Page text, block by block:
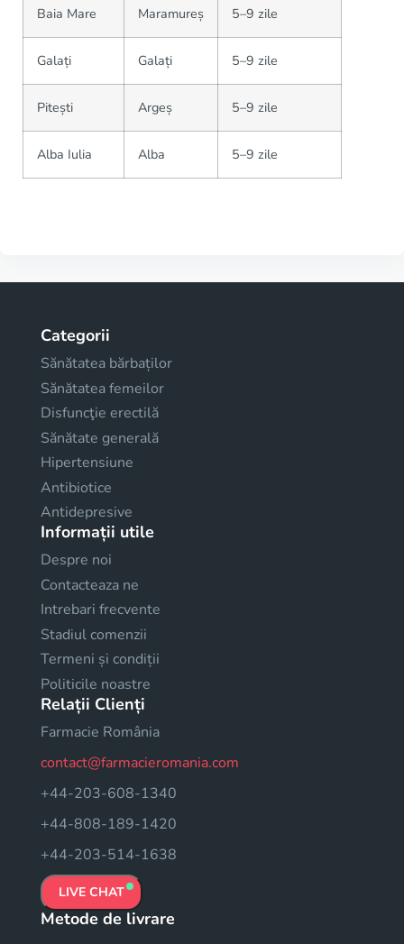
Baia Mare Maramureș 5–9 zile
Galați Galați 5–9 zile
Pitești Argeș 5–9 zile
Alba Iulia Alba 5–9 zile
Categorii
Sănătatea bărbaților
Sănătatea femeilor
Disfuncţie erectilă
Sănătate generală
Hipertensiune
Antibiotice
Antidepresive
Informații utile
Despre noi
Contacteaza ne
Intrebari frecvente
Stadiul comenzii
Termeni și condiții
Politicile noastre
Relații Clienți
Farmacie România
contact@farmacieromania.com
+44-203-608-1340
+44-808-189-1420
+44-203-514-1638
LIVE CHAT
Metode de livrare